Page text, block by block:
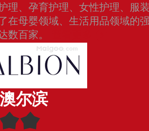
理、孕育护理、女性护理、服
在母婴领域、生活用品领域的
数百家。
尔滨